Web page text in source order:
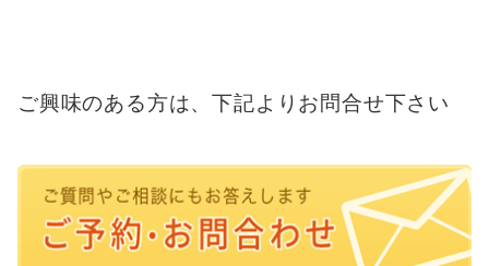
ご興味のある方は、下記よりお問合せ下さい